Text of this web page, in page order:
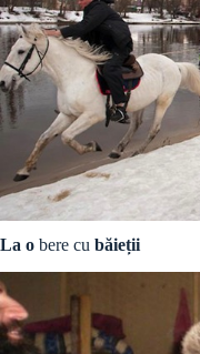
La o bere cu băieții